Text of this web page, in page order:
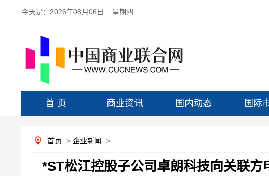
今天是： 2026年08月06日 星期四
首 页 商业资讯 国内动态 国际
首页 > 企业新闻 >
*ST松江控股子公司卓朗科技向关联方